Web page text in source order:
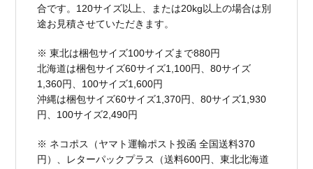
合です。120サイズ以上、または20kg以上の場合は別
途お見積させていただきます。
※ 東北は梱包サイズ100サイズまで880円
北海道は梱包サイズ60サイズ1,100円、80サイズ
1,360円、100サイズ1,600円
沖縄は梱包サイズ60サイズ1,370円、80サイズ1,930
円、100サイズ2,490円
※ ネコポス（ヤマト運輸ポスト投函 全国送料370
円）、レターパックプラス（送料600円、東北北海道